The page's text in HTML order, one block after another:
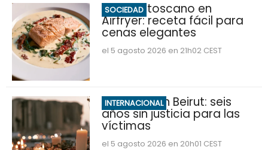
SOCIEDAD
Salmón toscano en
Airfryer: receta fácil para
cenas elegantes
el 5 agosto 2026 en 21h02 CEST
INTERNACIONAL
Explosión en Beirut: seis
años sin justicia para las
víctimas
el 5 agosto 2026 en 20h01 CEST